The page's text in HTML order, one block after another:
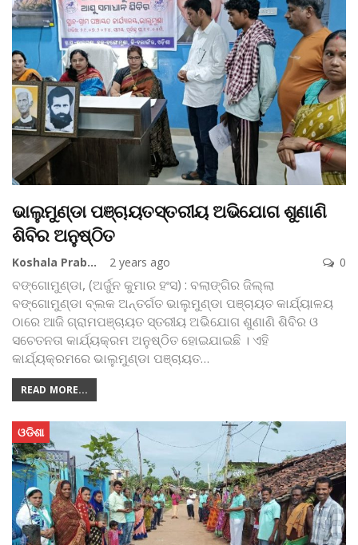
ଭାଲୁମୁଣ୍ଡା ପଞ୍ଚାୟତସ୍ତରୀୟ ଅଭିଯୋଗ ଶୁଣାଣି
ଶିବିର ଅନୁଷ୍ଠିତ
Koshala Prabaha 2 years ago 0
ବଙ୍ଗୋମୁଣ୍ଡା, (ଅର୍ଜୁନ କୁମାର ହଂସ) : ବଲାଙ୍ଗିର ଜିଲ୍ଲା
ବଙ୍ଗୋମୁଣ୍ଡା ବ୍ଲକ ଅନ୍ତର୍ଗତ ଭାଲୁମୁଣ୍ଡା ପଞ୍ଚାୟତ କାର୍ଯ୍ୟାଳୟ
ଠାରେ ଆଜି ଗ୍ରାମପଞ୍ଚାୟତ ସ୍ତରୀୟ ଅଭିଯୋଗ ଶୁଣାଣି ଶିବିର ଓ
ସଚେତନତା କାର୍ଯ୍ୟକ୍ରମ ଅନୁଷ୍ଠିତ ହୋଇଯାଇଛି । ଏହି
କାର୍ଯ୍ୟକ୍ରମରେ ଭାଲୁମୁଣ୍ଡା ପଞ୍ଚାୟତ…
READ MORE...
ଓଡିଶା